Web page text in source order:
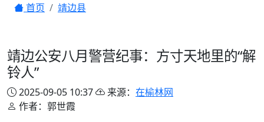
首页 靖边县
靖边公安八月警营纪事：方寸天地里的“解
铃人”
2025-09-05 10:37 来源： 在榆林网
作者：郭世霞